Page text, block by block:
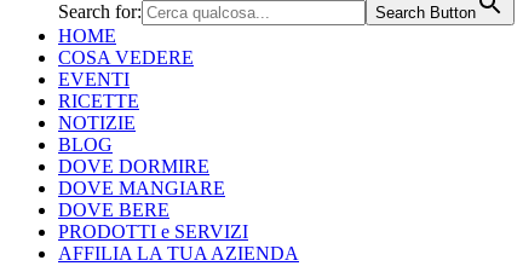
Search for: Search Button
HOME
COSA VEDERE
EVENTI
RICETTE
NOTIZIE
BLOG
DOVE DORMIRE
DOVE MANGIARE
DOVE BERE
PRODOTTI e SERVIZI
AFFILIA LA TUA AZIENDA